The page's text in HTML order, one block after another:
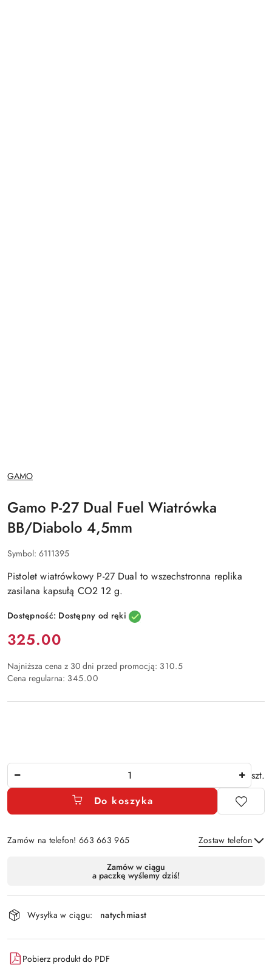
NAZWA
PRODUCENTA:
GAMO
Gamo P-27 Dual Fuel Wiatrówka
BB/Diabolo 4,5mm
Symbol: 6111395
Pistolet wiatrówkowy P-27 Dual to wszechstronna replika
zasilana kapsułą CO2 12 g.
Dostępność: Dostępny od ręki
Cena:
325.00
Najniższa cena z 30 dni przed promocją: 310.5
Cena regularna: 345.00
szt.
Do koszyka
Zamów na telefon! 663 663 965 Zostaw telefon
Wyślij
dostawa
Zamów w ciągu
a paczkę wyślemy dziś!
Wysyłka w ciągu: natychmiast
Pobierz produkt do PDF